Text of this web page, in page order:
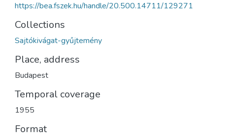
https://bea.fszek.hu/handle/20.500.14711/129271
Collections
Sajtókivágat-gyűjtemény
Place, address
Budapest
Temporal coverage
1955
Format